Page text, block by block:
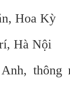
Hoa Kỳ
Hà Nội